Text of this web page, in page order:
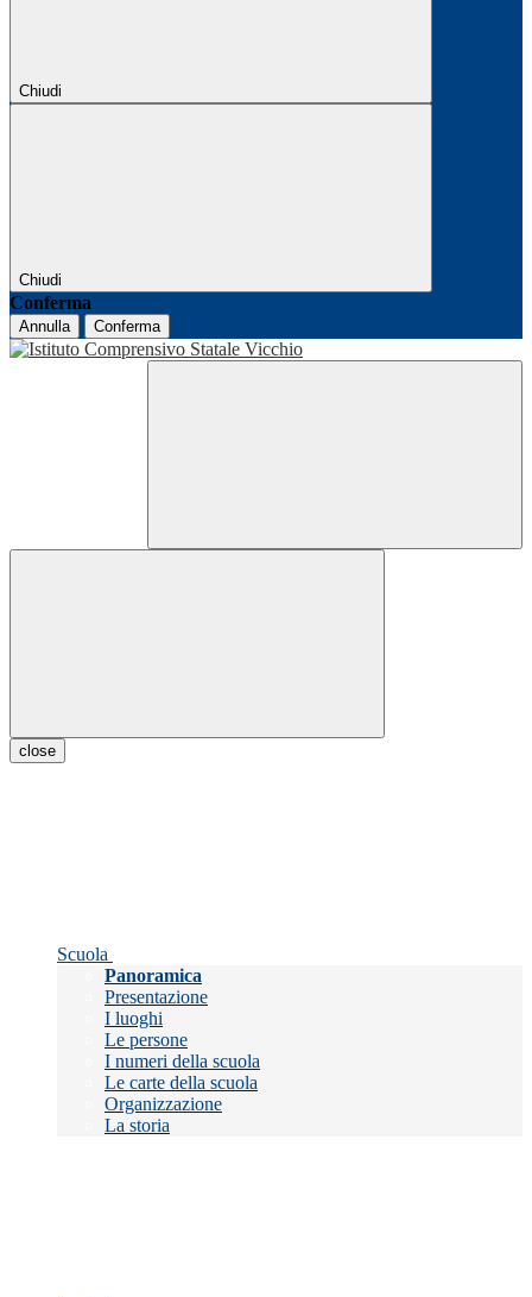
Chiudi
Chiudi
Conferma
Annulla Conferma
close
Scuola
Panoramica
Presentazione
I luoghi
Le persone
I numeri della scuola
Le carte della scuola
Organizzazione
La storia